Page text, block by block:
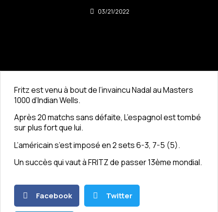
03/21/2022
Fritz est venu à bout de l’invaincu Nadal au Masters
1000 d’Indian Wells.
Après 20 matchs sans défaite, L’espagnol est tombé
sur plus fort que lui.
L’américain s’est imposé en 2 sets 6-3, 7-5 (5).
Un succès qui vaut à FRITZ de passer 13ème mondial.
Facebook Twitter